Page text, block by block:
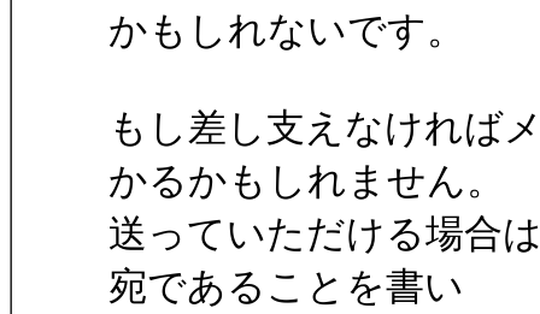
かもしれないです。
もし差し支えなければ
かるかもしれません。
送っていただける場合
宛であることを書い